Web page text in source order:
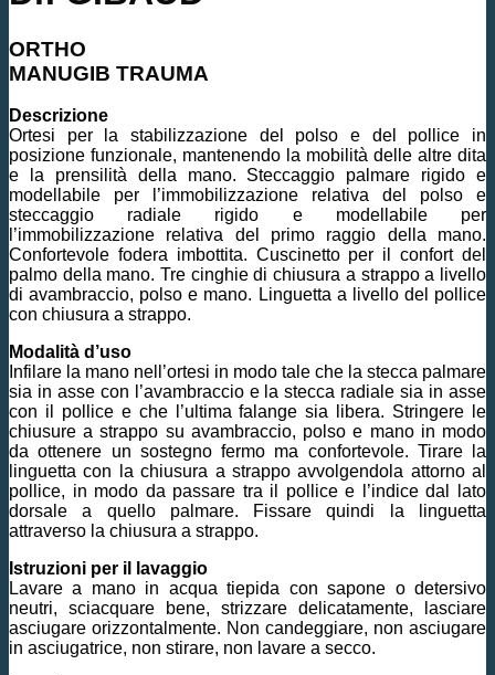
ORTHO
MANUGIB TRAUMA
Descrizione
Ortesi per la stabilizzazione del polso e del pollice in
posizione funzionale, mantenendo la mobilità delle altre dita
e la prensilità della mano. Steccaggio palmare rigido e
modellabile per l’immobilizzazione relativa del polso e
steccaggio radiale rigido e modellabile per
l’immobilizzazione relativa del primo raggio della mano.
Confortevole fodera imbottita. Cuscinetto per il confort del
palmo della mano. Tre cinghie di chiusura a strappo a livello
di avambraccio, polso e mano. Linguetta a livello del pollice
con chiusura a strappo.
Modalità d’uso
Infilare la mano nell’ortesi in modo tale che la stecca palmare
sia in asse con l’avambraccio e la stecca radiale sia in asse
con il pollice e che l’ultima falange sia libera. Stringere le
chiusure a strappo su avambraccio, polso e mano in modo
da ottenere un sostegno fermo ma confortevole. Tirare la
linguetta con la chiusura a strappo avvolgendola attorno al
pollice, in modo da passare tra il pollice e l’indice dal lato
dorsale a quello palmare. Fissare quindi la linguetta
attraverso la chiusura a strappo.
Istruzioni per il lavaggio
Lavare a mano in acqua tiepida con sapone o detersivo
neutri, sciacquare bene, strizzare delicatamente, lasciare
asciugare orizzontalmente. Non candeggiare, non asciugare
in asciugatrice, non stirare, non lavare a secco.